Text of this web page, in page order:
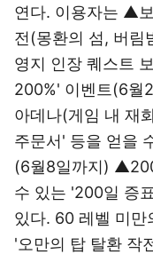
연다. 이용자는 ▲
전(몽환의 섬, 버림
영지 인장 퀘스트
200%' 이벤트(6월
아데나(게임 내 재
주문서' 등을 얻을
(6월8일까지)
수 있는 '200일 증
있다. 60 레벨 미만
'오만의 탑 탈환 작